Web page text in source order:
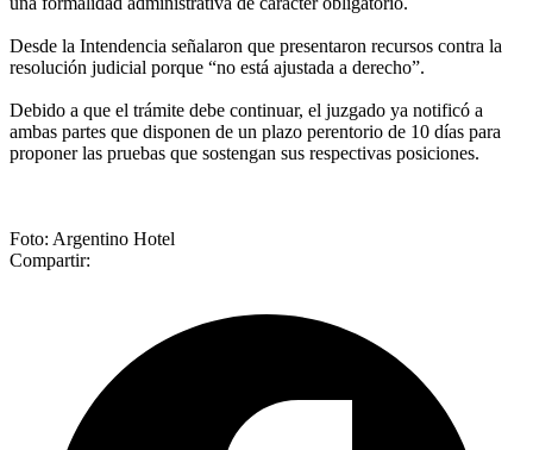
Desde la Intendencia señalaron que presentaron recursos contra la
resolución judicial porque “no está ajustada a derecho”.
Debido a que el trámite debe continuar, el juzgado ya notificó a
ambas partes que disponen de un plazo perentorio de 10 días para
proponer las pruebas que sostengan sus respectivas posiciones.
Foto: Argentino Hotel
Compartir: